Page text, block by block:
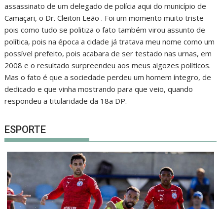
assassinato de um delegado de polícia aqui do município de
Camaçari, o Dr. Cleiton Leão . Foi um momento muito triste
pois como tudo se politiza o fato também virou assunto de
política, pois na época a cidade já tratava meu nome como um
possível prefeito, pois acabara de ser testado nas urnas, em
2008 e o resultado surpreendeu aos meus algozes políticos.
Mas o fato é que a sociedade perdeu um homem íntegro, de
dedicado e que vinha mostrando para que veio, quando
respondeu a titularidade da 18a DP.
ESPORTE